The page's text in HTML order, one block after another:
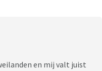
en mij valt juist